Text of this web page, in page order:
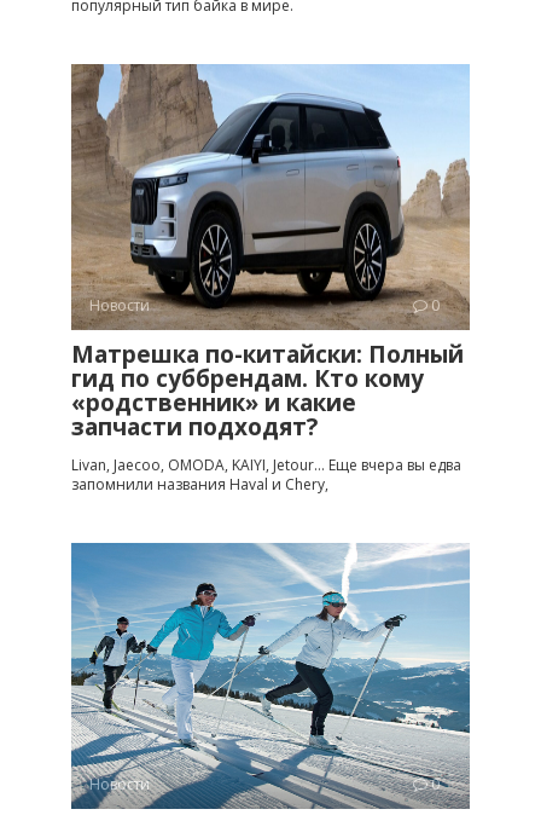
популярный тип байка в мире.
Новости 0
Матрешка по-китайски: Полный
гид по суббрендам. Кто кому
«родственник» и какие
запчасти подходят?
Livan, Jaecoo, OMODA, KAIYI, Jetour… Еще вчера вы едва
запомнили названия Haval и Chery,
Новости 0